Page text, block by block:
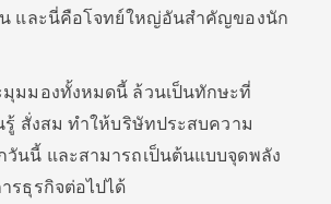
น และนี่คือโจทย์ใหญ่อันสำคัญของนัก
มมองทั้งหมดนี้ ล้วนเป็นทักษะที่
รู้ สั่งสม ทำให้บริษัทประสบความ
วันนี้ และสามารถเป็นต้นแบบจุดพลัง
รธุรกิจต่อไปได้